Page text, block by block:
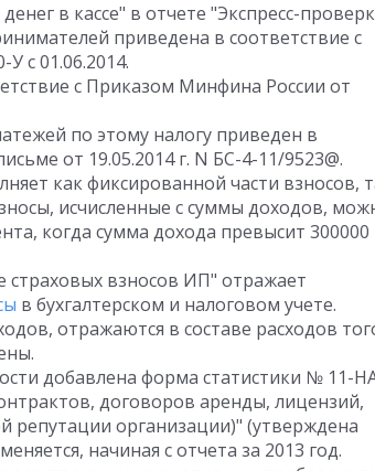
в кассе" в отчете "Экспресс-
приведена в соответствие с
с 01.06.2014.
с Приказом Минфина России от
по этому налогу приведен в
от 19.05.2014 г. N БС-4-11/9523@.
как фиксированной части взносов,
исчисленные с суммы доходов,
когда сумма дохода превысит 300000
страховых взносов ИП" отражает
в бухгалтерском и налоговом учете.
отражаются в составе расходов
добавлена форма статистики № 11-
договоров аренды, лицензий,
репутации организации)" (утверждена
начиная с отчета за 2013 год.